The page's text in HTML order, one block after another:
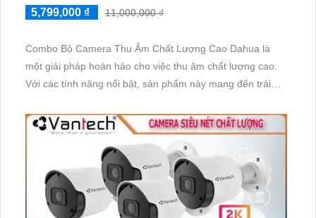
5,799,000 ₫ 11,000,000 ₫
Combo Bộ Camera Thu Âm Chất Lượng Cao Dahua là
một giải pháp hoàn hảo cho việc thu âm chất lượng cao.
Với các tính năng nổi bật, sản phẩm này mang đến trải
Sản phẩm được trang bị công nghệ tiên tiến như micro
chất lượng cao, công suất lớn, khả năng giảm nhiễu tốt và
khả năng tái tạo âm thanh chính xác